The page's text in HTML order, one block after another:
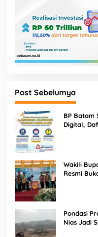
Post Sebelumya
BP Batam
Digital,
Wakili
Resmi
Pondasi
Nias Jadi